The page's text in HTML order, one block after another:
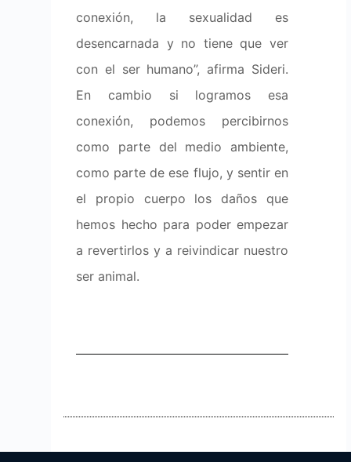
conexión, la sexualidad es
desencarnada y no tiene que ver
con el ser humano”, afirma Sideri.
En cambio si logramos esa
conexión, podemos percibirnos
como parte del medio ambiente,
como parte de ese flujo, y sentir en
el propio cuerpo los daños que
hemos hecho para poder empezar
a revertirlos y a reivindicar nuestro
ser animal.